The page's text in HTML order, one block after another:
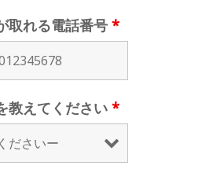
取れる電話番号 *
教えてください *